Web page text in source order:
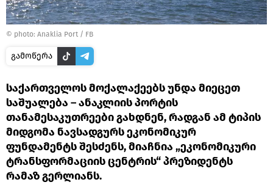
© photo: Anaklia Port / FB
გამოწერა
საქართველოს მოქალაქეებს უნდა მიეცეთ
საშუალება – ანაკლიის პორტის
თანამესაკუთრეები გახდნენ, რადგან ამ ტიპის
მიდგომა ნავსადგურს ეკონომიკურ
ფუნდამენტს შესძენს, მიაჩნია „ეკონომიკური
ტრანსფორმაციის ცენტრის“ პრეზიდენტს
რამაზ გერლიანს.